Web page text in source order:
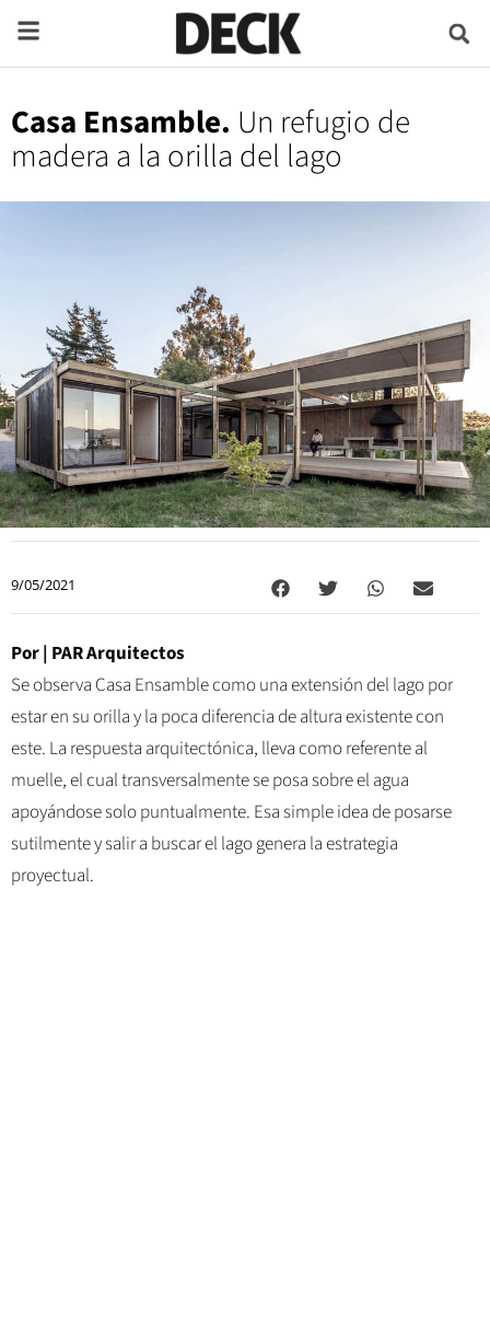
Casa Ensamble. Un refugio de
madera a la orilla del lago
9/05/2021
Por | PAR Arquitectos
Se observa Casa Ensamble como una extensión del lago por
estar en su orilla y la poca diferencia de altura existente con
este. La respuesta arquitectónica, lleva como referente al
muelle, el cual transversalmente se posa sobre el agua
apoyándose solo puntualmente. Esa simple idea de posarse
sutilmente y salir a buscar el lago genera la estrategia
proyectual.